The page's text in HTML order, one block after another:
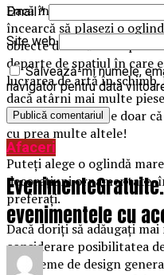
Dacă încerci să-ți faci
încearcă să plasezi o
obiecte de artă deasupra
departe de spațiul în care
lucrarea de artă în
dacă atârni mai multe
oglinzi – asigură-te doar
cu prea multe altele!
Puteți alege o oglindă
decorațiuni ornamentate,
preferați.
Dacă doriți să adăugați
considerare posibilitatea
unei teme de design
Email*
Site web
Salvează-mi numele,
navigator pentru data
Afaceri
evenimentele cu